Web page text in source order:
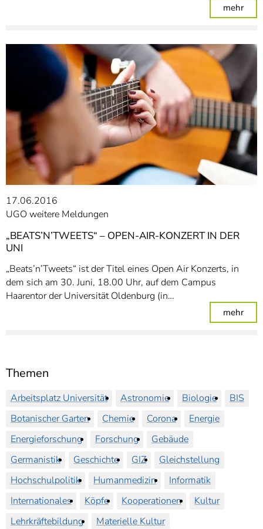
Themen
Arbeitsplatz Universität Astronomie Biologie
BIS
Botanischer Garten
Chemie Corona
Energie
Energieforschung
Forschung
Gebäude
Germanistik
Geschichte GIZ
Gleichstellung
Hochschulpolitik
Humanmedizin
Informatik
Internationales
Köpfe Kooperationen
Kultur
Lehrkräftebildung
Materielle Kultur
mehr:
17.06.2016
UGO weitere Meldungen
„BEATS’N’TWEETS“ – OPEN-AIR-KONZERT IN DER
UNI
„Beats’n’Tweets“ ist der Titel eines Open Air Konzerts, in
dem sich am 30. Juni, 18.00 Uhr, auf dem Campus
Haarentor der Universität Oldenburg (in…
mehr: